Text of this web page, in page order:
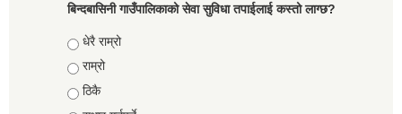
बिन्दबासिनी गाउँपालिकाको सेवा सुविधा तपाईलाई कस्तो लाग्छ?
Choices
धेरै राम्रो
राम्रो
ठिकै